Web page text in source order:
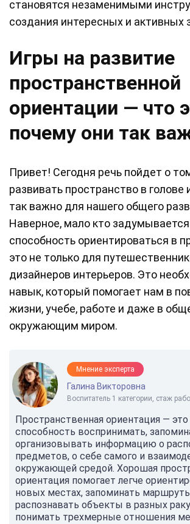
становятся незаменимыми
создания интересных и активных
Игры на развитие
пространственной
ориентации — что
почему они так
Привет! Сегодня речь пойдет о
развивать пространство в голове
так важно для нашего общего
Наверное, мало кто
способность ориентироваться в
это не только для
дизайнеров интерьеров. Это
навык, который помогает нам в
жизни, учебе, работе и даже в
окружающим миром.
Мнение эксперта
Галина Викторовна
Воспитатель 1 категории, стаж
Пространственная ориентация —
способность воспринимать,
организовывать информацию о
предметов, о себе самого и
окружающей средой. Хорошая
ориентация помогает легче
новых местах, запоминать
распознавать объекты в разных
понимать трехмерные отношения